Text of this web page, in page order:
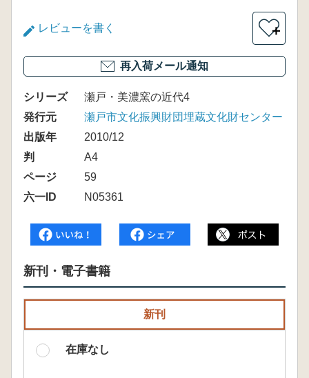
レビューを書く ＋
再入荷メール通知
シリーズ
瀬戸・美濃窯の近代4
発行元
瀬戸市文化振興財団埋蔵文化財センター
出版年
2010/12
判
A4
ページ
59
六一ID
N05361
新刊・電子書籍
新刊
在庫なし